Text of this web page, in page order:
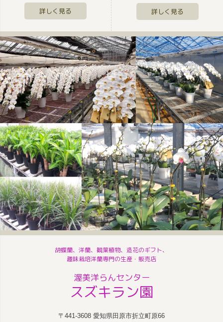
詳しく見る 詳しく見る
胡蝶蘭、洋蘭、観葉植物、造花のギフト、
趣味栽培洋蘭専門の生産・販売店
渥美洋らんセンター
スズキラン園
〒441-3608 愛知県田原市折立町原66